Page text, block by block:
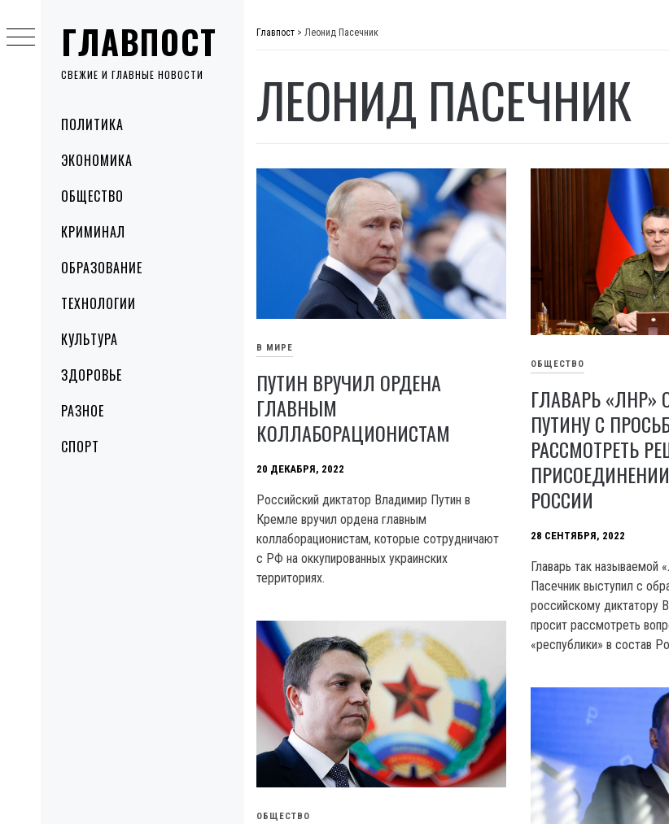
ГЛАВПОСТ
СВЕЖИЕ И ГЛАВНЫЕ НОВОСТИ
MenuПОЛИТИКА
ЭКОНОМИКА
ОБЩЕСТВО
КРИМИНАЛ
ОБРАЗОВАНИЕ
ТЕХНОЛОГИИ
КУЛЬТУРА
ЗДОРОВЬЕ
РАЗНОЕ
СПОРТ
to
content
Главпост > Леонид Пасечник
ЛЕОНИД ПАСЕЧНИК
В МИРЕ
ПУТИН ВРУЧИЛ ОРДЕНА
ГЛАВНЫМ
КОЛЛАБОРАЦИОНИСТАМ
20 ДЕКАБРЯ, 2022
Российский диктатор Владимир Путин в
Кремле вручил ордена главным
коллаборационистам, которые сотрудничают
с РФ на оккупированных украинских
территориях.
ОБЩЕСТВО
ГЛАВАРЬ «ЛНР»
ПУТИНУ С
РАССМОТРЕТЬ
РОССИИ
28 СЕНТЯБРЯ, 2022
Главарь так называемой
Пасечник выступил с
российскому диктатору
просит рассмотреть
«республики» в состав
ОБЩЕСТВО